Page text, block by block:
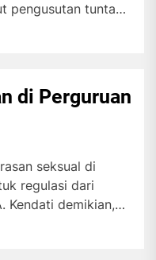
pengusutan tuntas
di Perguruan
seksual di
regulasi dari
Kendati demikian,